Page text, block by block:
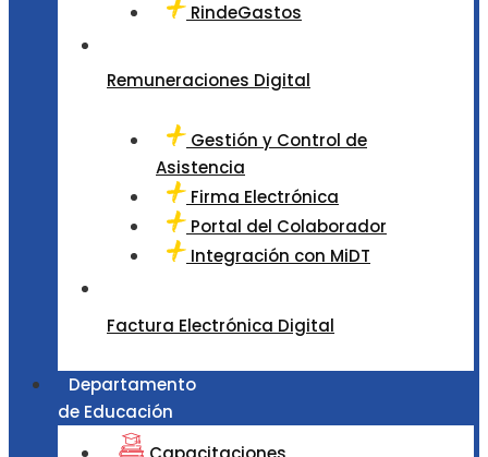
RindeGastos
Remuneraciones Digital
Gestión y Control de
Asistencia
Firma Electrónica
Portal del Colaborador
Integración con MiDT
Factura Electrónica Digital
Departamento
de Educación